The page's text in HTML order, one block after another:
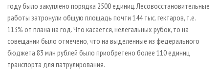
году было закуплено порядка 2500 единиц. Лесовосстановительные
работы затронули общую площадь почти 144 тыс. гектаров, т.е.
113% от плана на год. Что касается, нелегальных рубок, то на
совещании было отмечено, что на выделенные из федерального
бюджета 83 млн рублей было приобретено более 110 единиц
транспорта для патрулирования.